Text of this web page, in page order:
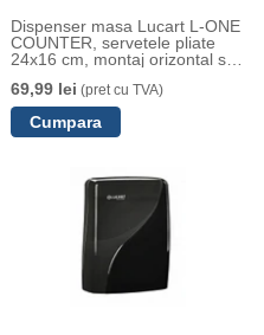
Dispenser masa Lucart L-ONE
COUNTER, servetele pliate
24x16 cm, montaj orizontal sau
69,99 lei (pret cu TVA)